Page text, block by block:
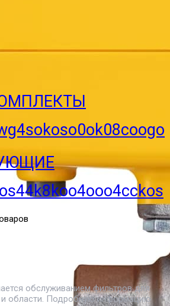
обслуживанием фильтров для
области. Подробную информацию